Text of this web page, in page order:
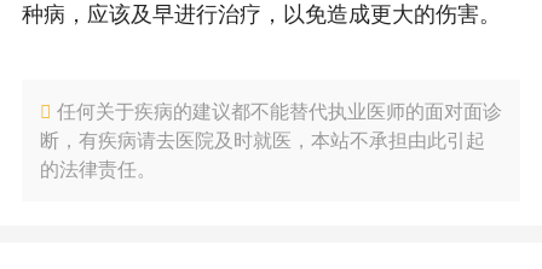
种病，应该及早进行治疗，以免造成更大的伤害。
任何关于疾病的建议都不能替代执业医师的面对面诊
断，有疾病请去医院及时就医，本站不承担由此引起
的法律责任。